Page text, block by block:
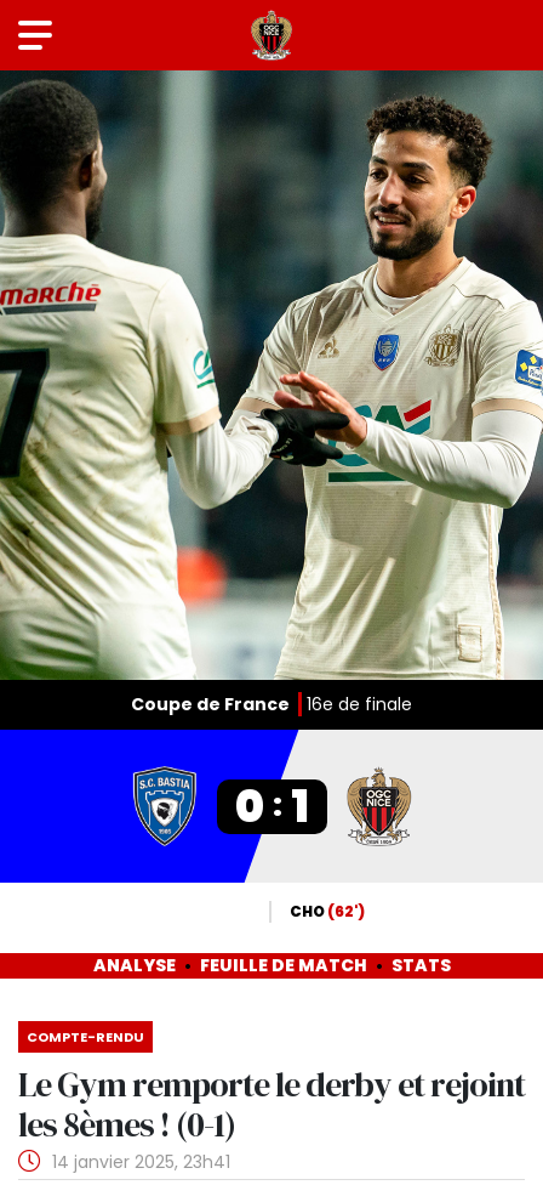
Coupe de France 16e de finale
0 : 1
CHO(62')
ANALYSE FEUILLE DE MATCH STATS
COMPTE-RENDU
Le Gym remporte le derby et rejoint
les 8èmes ! (0-1)
14 janvier 2025, 23h41